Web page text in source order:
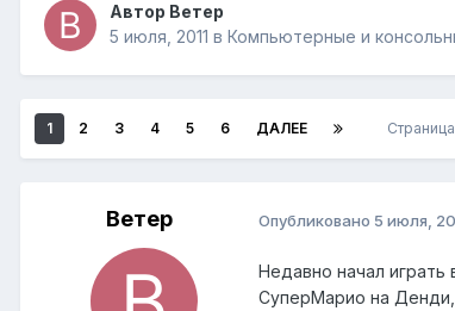
Автор Ветер
5 июля, 2011 в Компьютерные и
1 2 3 4 5 6 ДАЛЕЕ Страница
Ветер Опубликовано 5 июля,
Недавно начал играть
СуперМарио на